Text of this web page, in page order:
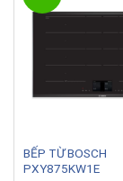
BẾP TỪ BOSCH
PXY875KW1E